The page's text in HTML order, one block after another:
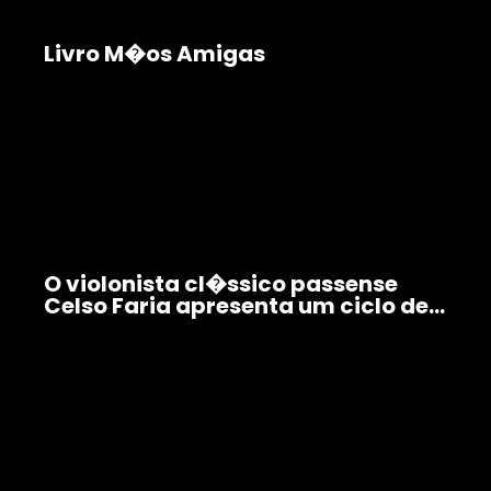
Livro M�os Amigas
O violonista cl�ssico passense
Celso Faria apresenta um ciclo de...